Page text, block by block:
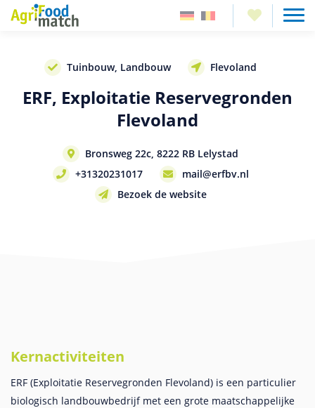
Tuinbouw, Landbouw Flevoland
ERF, Exploitatie Reservegronden
Flevoland
Bronsweg 22c, 8222 RB Lelystad
+31320231017
mail@erfbv.nl
Bezoek de website
Kernactiviteiten
ERF (Exploitatie Reservegronden Flevoland) is een particulier
biologisch landbouwbedrijf met een grote maatschappelijke